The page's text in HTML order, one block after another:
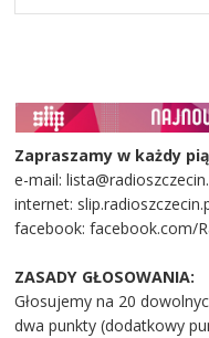
Zapraszamy w każdy
e-mail:
internet:
facebook: facebook.com/
ZASADY GŁOSOWANIA:
Głosujemy na 20
dwa punkty (dodatkowy